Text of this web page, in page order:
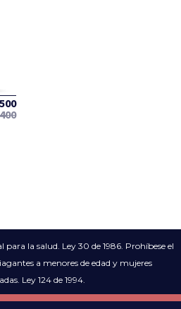
para la salud. Ley 30 de 1986. Prohíbese el
a menores de edad y mujeres
Ley 124 de 1994.